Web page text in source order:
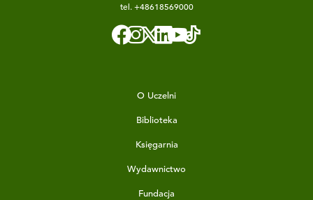
tel.+48618569000
O Uczelni
Biblioteka
Księgarnia
Wydawnictwo
Fundacja